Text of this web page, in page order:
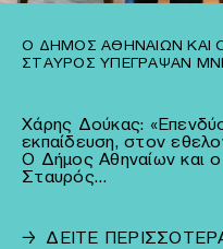
Ο ΔΉΜΟΣ ΑΘΗΝΑΊΩΝ ΚΑΙ
ΣΤΑΥΡΌΣ ΥΠΈΓΡΑΨΑΝ
Χάρης Δούκας:
εκπαίδευση, στον
Ο Δήμος Αθηναίων και
Σταυρός…
→ ΔΕΙΤΕ